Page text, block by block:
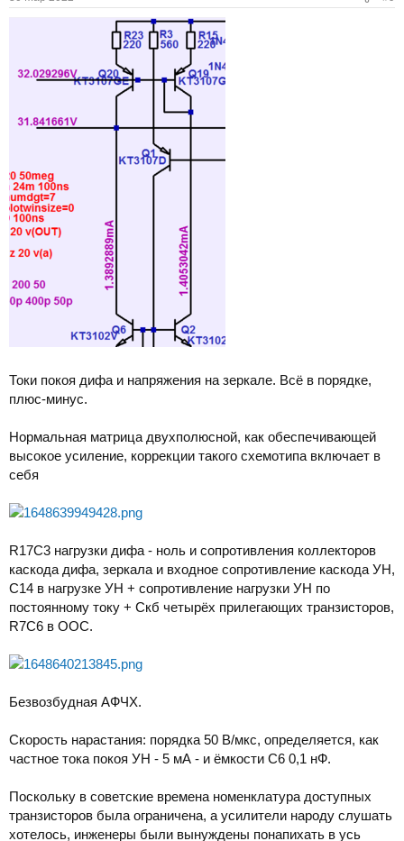
Токи покоя дифа и напряжения на зеркале. Всё в порядке,
плюс-минус.
Нормальная матрица двухполюсной, как обеспечивающей
высокое усиление, коррекции такого схемотипа включает в
себя
R17C3 нагрузки дифа - ноль и сопротивления коллекторов
каскода дифа, зеркала и входное сопротивление каскода УН,
С14 в нагрузке УН + сопротивление нагрузки УН по
постоянному току + Скб четырёх прилегающих транзисторов,
R7С6 в ООС.
Безвозбудная АФЧХ.
Скорость нарастания: порядка 50 В/мкс, определяется, как
частное тока покоя УН - 5 мА - и ёмкости С6 0,1 нФ.
Поскольку в советские времена номенклатура доступных
транзисторов была ограничена, а усилители народу слушать
хотелось, инженеры были вынуждены понапихать в усь